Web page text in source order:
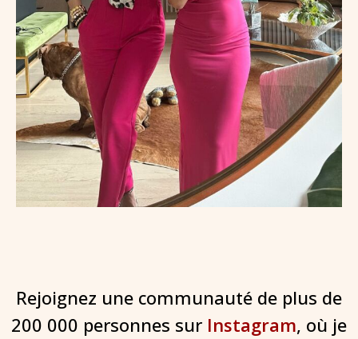
Rejoignez une communauté de plus de
200 000 personnes sur Instagram, où je